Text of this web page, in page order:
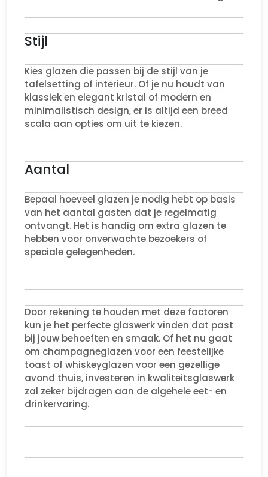
Stijl
Kies glazen die passen bij de stijl van je
tafelsetting of interieur. Of je nu houdt van
klassiek en elegant kristal of modern en
minimalistisch design, er is altijd een breed
scala aan opties om uit te kiezen.
Aantal
Bepaal hoeveel glazen je nodig hebt op basis
van het aantal gasten dat je regelmatig
ontvangt. Het is handig om extra glazen te
hebben voor onverwachte bezoekers of
speciale gelegenheden.
Door rekening te houden met deze factoren
kun je het perfecte glaswerk vinden dat past
bij jouw behoeften en smaak. Of het nu gaat
om champagneglazen voor een feestelijke
toast of whiskeyglazen voor een gezellige
avond thuis, investeren in kwaliteitsglaswerk
zal zeker bijdragen aan de algehele eet- en
drinkervaring.